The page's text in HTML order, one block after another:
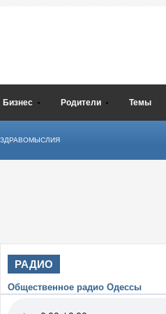
Бизнес Родители Темы
РАДИО
Общественное радио Одессы